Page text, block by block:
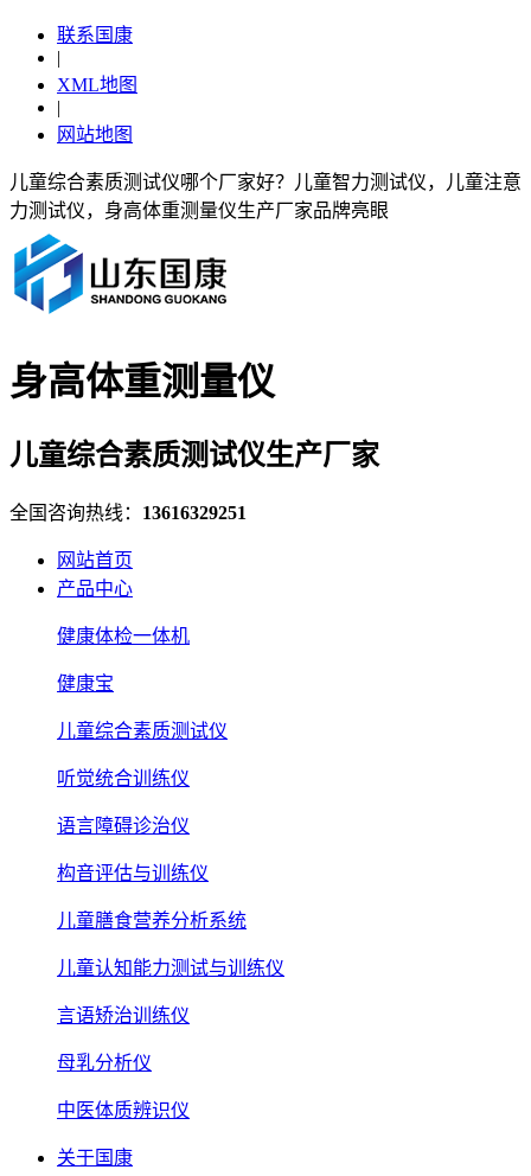
联系国康
|
XML地图
|
网站地图
儿童综合素质测试仪哪个厂家好？儿童智力测试仪，儿童注意
力测试仪，身高体重测量仪生产厂家品牌亮眼
身高体重测量仪
儿童综合素质测试仪生产厂家
全国咨询热线： 13616329251
网站首页
产品中心
健康体检一体机
健康宝
儿童综合素质测试仪
听觉统合训练仪
语言障碍诊治仪
构音评估与训练仪
儿童膳食营养分析系统
儿童认知能力测试与训练仪
言语矫治训练仪
母乳分析仪
中医体质辨识仪
关于国康